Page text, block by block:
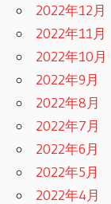
2022年12月
2022年11月
2022年10月
2022年9月
2022年8月
2022年7月
2022年6月
2022年5月
2022年4月